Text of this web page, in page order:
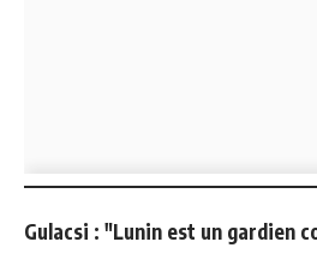
Gulacsi : "Lunin est un gardien